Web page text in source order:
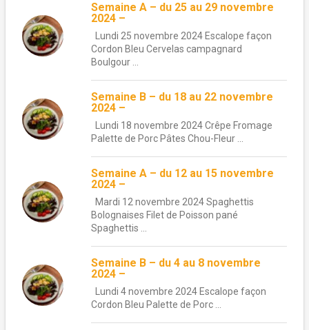
Semaine A – du 25 au 29 novembre
2024 –
Lundi 25 novembre 2024 Escalope façon
Cordon Bleu Cervelas campagnard
Boulgour ...
Semaine B – du 18 au 22 novembre
2024 –
Lundi 18 novembre 2024 Crêpe Fromage
Palette de Porc Pâtes Chou-Fleur ...
Semaine A – du 12 au 15 novembre
2024 –
Mardi 12 novembre 2024 Spaghettis
Bolognaises Filet de Poisson pané
Spaghettis ...
Semaine B – du 4 au 8 novembre
2024 –
Lundi 4 novembre 2024 Escalope façon
Cordon Bleu Palette de Porc ...